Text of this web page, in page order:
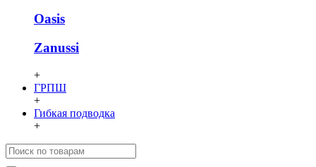
Oasis
Zanussi
+
ГРПШ
+
Гибкая подводка
+